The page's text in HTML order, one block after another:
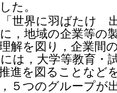
た。
世界に羽ばたけ
，地域の企業等の
解を図り，企業間
は，大学等教育・
進を図ることなど
５つのグループが